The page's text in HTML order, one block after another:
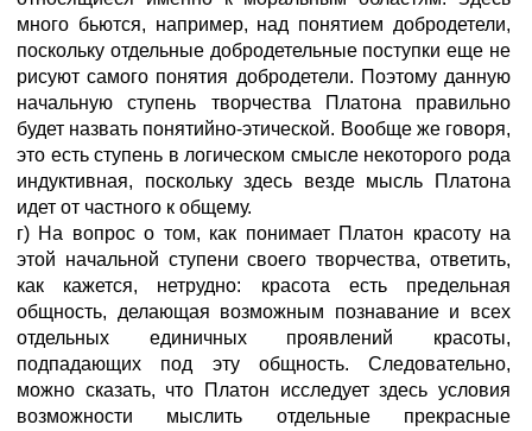
много бьются, например, над понятием добродетели,
поскольку отдельные добродетельные поступки еще не
рисуют самого понятия добродетели. Поэтому данную
начальную ступень творчества Платона правильно
будет назвать понятийно-этической. Вообще же говоря,
это есть ступень в логическом смысле некоторого рода
индуктивная, поскольку здесь везде мысль Платона
идет от частного к общему.
г) На вопрос о том, как понимает Платон красоту на
этой начальной ступени своего творчества, ответить,
как кажется, нетрудно: красота есть предельная
общность, делающая возможным познавание и всех
отдельных единичных проявлений красоты,
подпадающих под эту общность. Следовательно,
можно сказать, что Платон исследует здесь условия
возможности мыслить отдельные прекрасные